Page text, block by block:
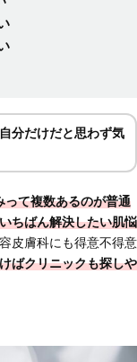
分だけだと思わず気
って複数あるのが普通
ちばん解決したい肌悩
皮膚科にも得意不得意
ばクリニックも探しや